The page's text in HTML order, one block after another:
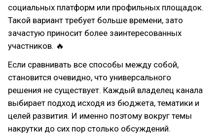
социальных платформ или профильных площадок.
Такой вариант требует больше времени, зато
зачастую приносит более заинтересованных
участников. 🔥
Если сравнивать все способы между собой,
становится очевидно, что универсального
решения не существует. Каждый владелец канала
выбирает подход исходя из бюджета, тематики и
целей развития. И именно поэтому вокруг темы
накрутки до сих пор столько обсуждений.